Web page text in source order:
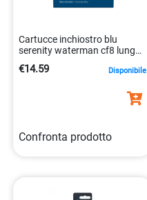
Cartucce inchiostro blu
serenity waterman cf8 lunghe
standard 8 pezzi
3034325200293
€14.59 Disponibile
Confronta prodotto